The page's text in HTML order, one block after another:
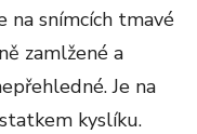
na snímcích tmavé
zamlžené a
Je na
kyslíku.